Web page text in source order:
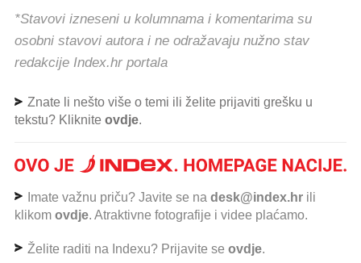
*Stavovi izneseni u kolumnama i komentarima su
osobni stavovi autora i ne odražavaju nužno stav
redakcije Index.hr portala
Znate li nešto više o temi ili želite prijaviti grešku u
tekstu? Kliknite ovdje.
Imate važnu priču? Javite se na desk@index.hr ili
klikom ovdje. Atraktivne fotografije i videe plaćamo.
Želite raditi na Indexu? Prijavite se ovdje.